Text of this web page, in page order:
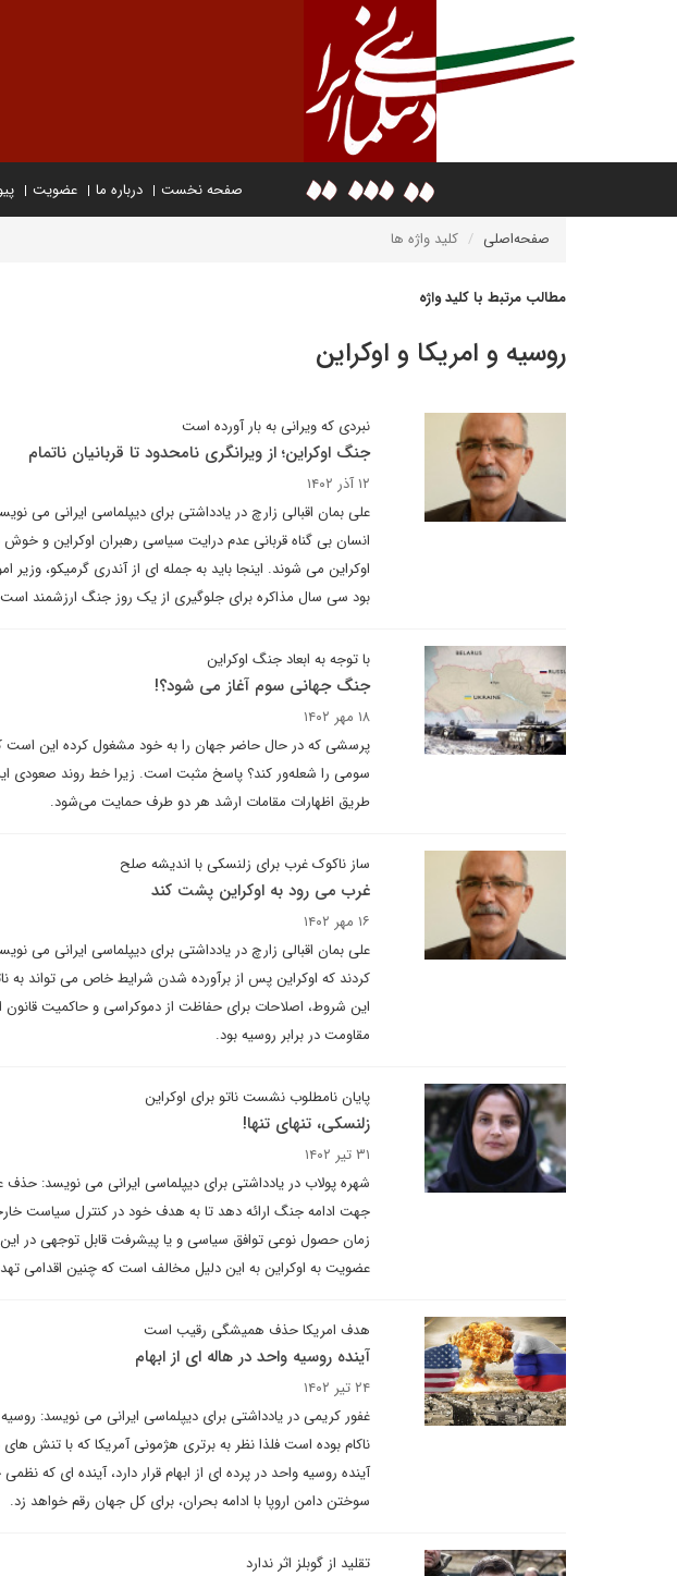
صفحه نخست درباره ما عضویت
صفحه‌اصلی کلید واژه ها
مطالب مرتبط با کلید واژه
روسیه و امریکا و اوکراین
نبردی که ویرانی به بار آورده است
جنگ اوکراین؛ از ویرانگری نامحدود تا قربانیان ناتمام
۱۲ آذر ۱۴۰۲
علی بمان اقبالی زارچ در یادداشتی برای دیپلماسی ایرانی می
انسان بی گناه قربانی عدم درایت سیاسی رهبران اوکراین و
بود سی سال مذاکره برای جلوگیری از یک روز جنگ ارزشمند
با توجه به ابعاد جنگ اوکراین
جنگ جهانی سوم آغاز می شود؟!
۱۸ مهر ۱۴۰۲
پرسشی که در حال حاضر جهان را به خود مشغول کرده این است
سومی را شعله‌ور کند؟ پاسخ مثبت است. زیرا خط روند صعودی
طریق اظهارات مقامات ارشد هر دو طرف حمایت می‌شود.
ساز ناکوک غرب برای زلنسکی با اندیشه صلح
غرب می رود به اوکراین پشت کند
۱۶ مهر ۱۴۰۲
علی بمان اقبالی زارچ در یادداشتی برای دیپلماسی ایرانی می
کردند که اوکراین پس از برآورده شدن شرایط خاص می تواند به
این شروط، اصلاحات برای حفاظت از دموکراسی و حاکمیت
مقاومت در برابر روسیه بود.
پایان نامطلوب نشست ناتو برای اوکراین
زلنسکی، تنهای تنها!
۳۱ تیر ۱۴۰۲
شهره پولاب در یادداشتی برای دیپلماسی ایرانی می نویسد:
جهت ادامه جنگ ارائه دهد تا به هدف خود در کنترل سیاست
زمان حصول نوعی توافق سیاسی و یا پیشرفت قابل توجهی در این
عضویت به اوکراین به این دلیل مخالف است که چنین اقدامی
هدف امریکا حذف همیشگی رقیب است
آینده روسیه واحد در هاله ای از ابهام
۲۴ تیر ۱۴۰۲
غفور کریمی در یادداشتی برای دیپلماسی ایرانی می نویسد:
ناکام بوده است فلذا نظر به برتری هژمونی آمریکا که با تنش
آینده روسیه واحد در پرده ای از ابهام قرار دارد، آینده ای که
سوختن دامن اروپا با ادامه بحران، برای کل جهان رقم خواهد زد.
تقلید از گوبلز اثر ندارد